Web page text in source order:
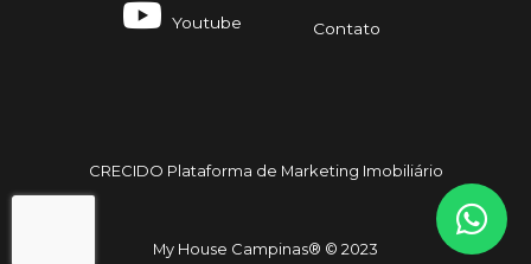
Youtube Contato
My House Campinas® © 2023
CRECIDO Plataforma de Marketing Imobiliário
JZR6Spejh4U02d8jOt6vLEHfe/JQGiRRSQQxSfFWpi1MquVdAyjUar5+76PVCmYl"